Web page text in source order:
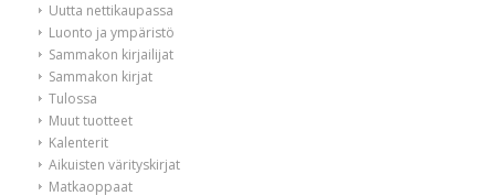
Uutta nettikaupassa
Luonto ja ympäristö
Sammakon kirjailijat
Sammakon kirjat
Tulossa
Muut tuotteet
Kalenterit
Aikuisten värityskirjat
Matkaoppaat